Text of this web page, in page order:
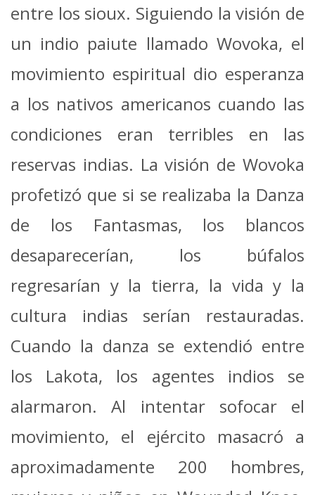
entre los sioux. Siguiendo la visión de
un indio paiute llamado Wovoka, el
movimiento espiritual dio esperanza
a los nativos americanos cuando las
condiciones eran terribles en las
reservas indias. La visión de Wovoka
profetizó que si se realizaba la Danza
de los Fantasmas, los blancos
desaparecerían, los búfalos
regresarían y la tierra, la vida y la
cultura indias serían restauradas.
Cuando la danza se extendió entre
los Lakota, los agentes indios se
alarmaron. Al intentar sofocar el
movimiento, el ejército masacró a
aproximadamente 200 hombres,